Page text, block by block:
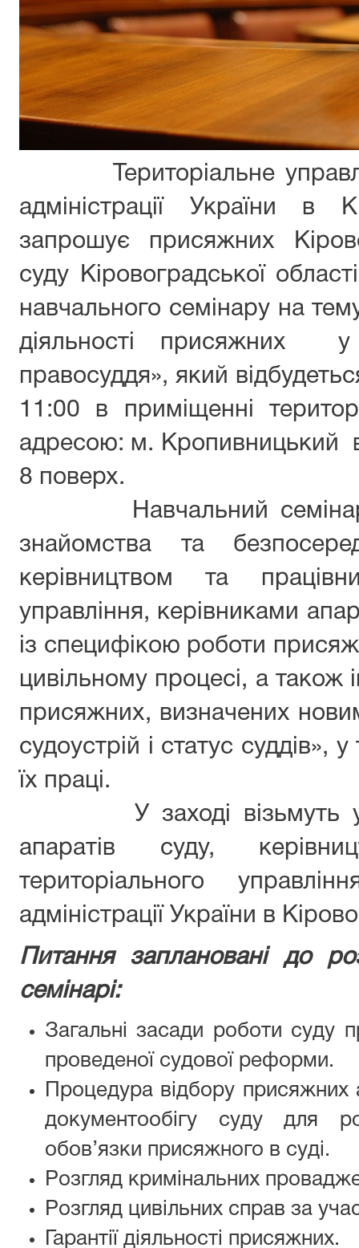
Територіальне
адміністрації України в
запрошує присяжних
суду Кіровоградської
навчального семінару на
діяльності присяжних у
правосуддя», який
11:00 в приміщенні
адресою: м. Кропивницький
8 поверх.
Навчальний семінар
знайомства та
керівництвом та
управління, керівниками
із специфікою роботи
цивільному процесі, а
присяжних, визначених
судоустрій і статус суддів»,
їх праці.
У заході візьмуть
апаратів суду,
територіального
адміністрації України в
Питання заплановані до
семінарі:
Загальні засади роботи суду
проведеної судової реформи.
Процедура відбору
документообігу суду для
обов’язки присяжного в суді.
Розгляд кримінальних
Розгляд цивільних справ за
Гарантії діяльності присяжних.